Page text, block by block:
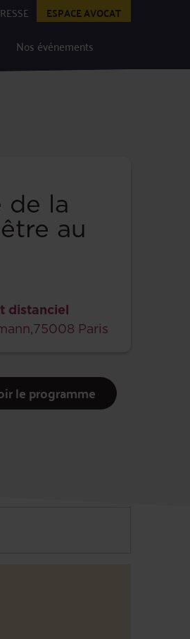
ESPACE AVOCAT
Nos événements
la
au
distanciel
Paris
le programme